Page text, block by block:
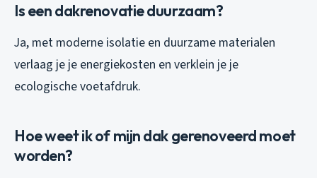
Is een dakrenovatie duurzaam?
Ja, met moderne isolatie en duurzame materialen
verlaag je je energiekosten en verklein je je
ecologische voetafdruk.
Hoe weet ik of mijn dak gerenoveerd moet
worden?